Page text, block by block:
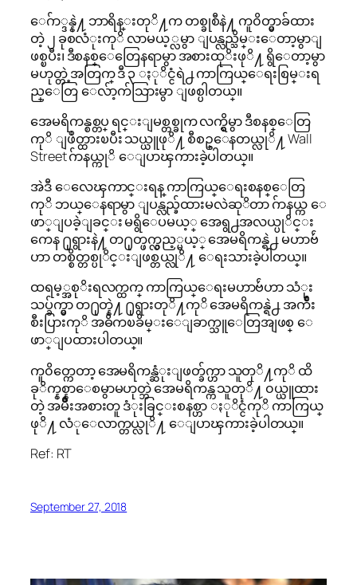
ေဂ်ာ္ဒန္နဲ႔ ဘာရိန္းတုိ႔က တစ္ခုစီနဲ႔ ကူ၀ိတ္မွာခ်ထား
တဲ့ ၂ ခုစလံုးကုိ လာမယ့္လမွာ ျပန္လည္သိမ္းေတာ့မွာျ
ဖစ္ၿပီး၊ ဒီစနစ္ေတြေနရာမွာ အစားထုိးဖုိ႔ ရွိေတာ့မွာ
မဟုတ္တဲ့အတြက္ ဒီ ၃ ႏုိင္ငံရဲ႕ ကာကြယ္ေရးစြမ္းရ
ည္ေတြ ေလ်ာ့က်သြားမွာ ျဖစ္ပါတယ္။
အေမရိကန္စစ္တပ္ ရင္းျမစ္တစ္ခုက လက္ရွိမွာ ဒီစနစ္ေတြ
ကုိ ျဖဳတ္ထားၿပီး သယ္ယူဖုိ႔ စီစဥ္ေနတယ္လုိ႔ Wall
Street ဂ်ာနယ္ကုိ ေျပာၾကားခဲ့ပါတယ္။
အဲဒီ ေလေၾကာင္းရန္ ကာကြယ္ေရးစနစ္ေတြ
ကုိ ဘယ္ေနရာမွာ ျပန္လည္ခ်ထားမလဲဆုိတာ ဂ်ာနယ္က ေ
ဖာ္ျပခဲ့ျခင္း မရွိေပမယ့္ အေရွ႕အလယ္ပုိင္း
ကေန ႐ုရွားနဲ႔ တ႐ုတ္ဖက္လွည့္မယ့္ အေမရိကန္ရဲ႕ မဟာဗ်ဴ
ဟာ တစ္စိတ္တစ္ပုိင္းျဖစ္တယ္လုိ႔ ေရးသားခဲ့ပါတယ္။
ထရမ့္အစုိးရလက္ထက္ ကာကြယ္ေရးမဟာဗ်ဴဟာ သံုး
သပ္ခ်က္မွာ တ႐ုတ္နဲ႔ ႐ုရွားတုိ႔ကုိ အေမရိကန္ရဲ႕ အက်ိဳး
စီးပြားကုိ အဓိကၿခိမ္းေျခာက္သူေတြအျဖစ္ ေ
ဖာ္ျပထားပါတယ္။
ကူ၀ိတ္ကေတာ့ အေမရိကန္ဆံုးျဖတ္ခ်က္ဟာ သူတုိ႔ကုိ ထိ
ခုိက္နစ္နာေစမွာမဟုတ္ဘဲ အေမရိကန္က သူတုိ႔ ၀ယ္ယူထား
တဲ့ အမ်ိဳးအစားတူ ဒံုးခြင္းစနစ္ဟာ ႏုိင္ငံကုိ ကာကြယ္
ဖုိ႔ လံုေလာက္တယ္လုိ႔ ေျပာၾကားခဲ့ပါတယ္။
Ref: RT
September 27, 2018